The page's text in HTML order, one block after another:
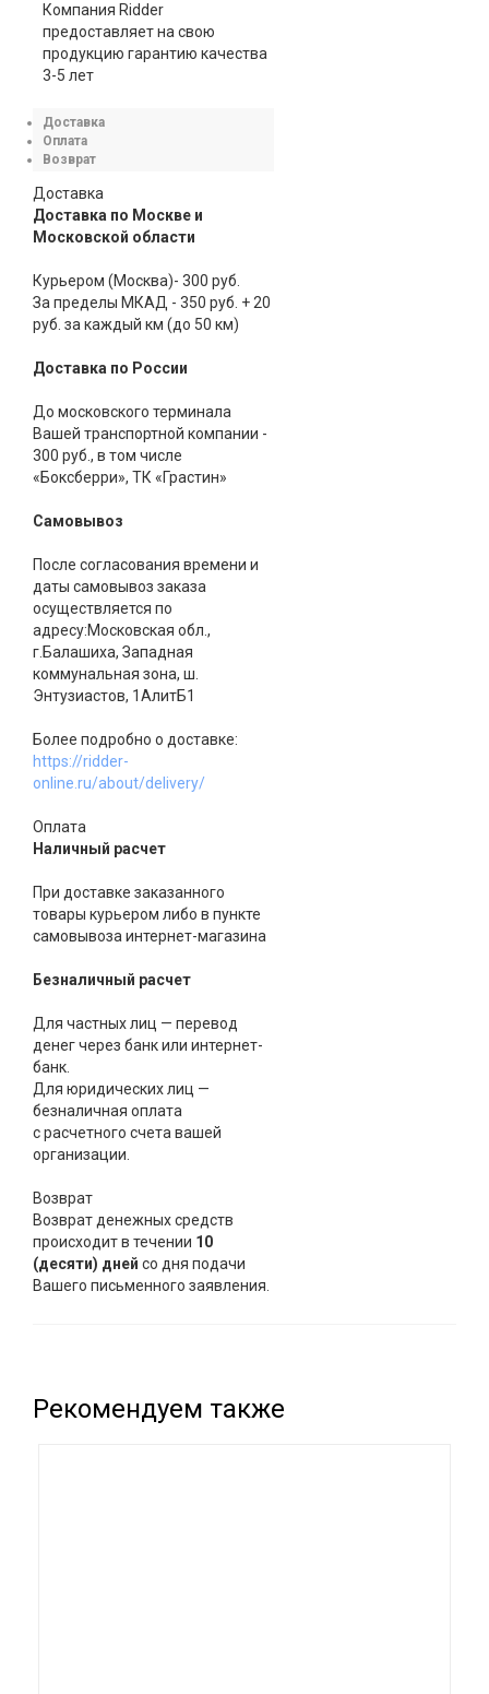
Компания Ridder
предоставляет на свою
продукцию гарантию качества
3-5 лет
Доставка
Оплата
Возврат
Доставка
Доставка по Москве и
Московской области
Курьером (Москва)- 300 руб.
За пределы МКАД - 350 руб. + 20
руб. за каждый км (до 50 км)
Доставка по России
До московского терминала
Вашей транспортной компании -
300 руб., в том числе
«Боксберри», ТК «Грастин»
Самовывоз
После согласования времени и
даты самовывоз заказа
осуществляется по
адресу:Московская обл.,
г.Балашиха, Западная
коммунальная зона, ш.
Энтузиастов, 1АлитБ1
Более подробно о доставке:
https://ridder-
online.ru/about/delivery/
Оплата
Наличный расчет
При доставке заказанного
товары курьером либо в пункте
самовывоза интернет-магазина
Безналичный расчет
Для частных лиц — перевод
денег через банк или интернет-
банк.
Для юридических лиц —
безналичная оплата
с расчетного счета вашей
организации.
Возврат
Возврат денежных средств
происходит в течении 10
(десяти) дней со дня подачи
Вашего письменного заявления.
Рекомендуем также